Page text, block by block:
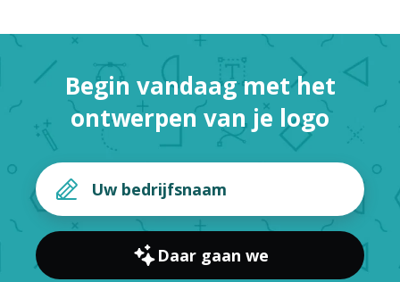
Begin vandaag met het
ontwerpen van je logo
Daar gaan we